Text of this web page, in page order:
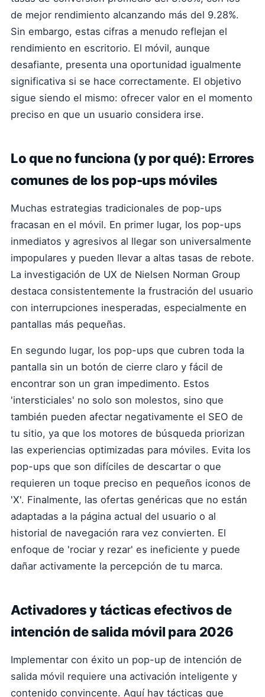
de mejor rendimiento alcanzando más del 9.28%.
Sin embargo, estas cifras a menudo reflejan el
rendimiento en escritorio. El móvil, aunque
desafiante, presenta una oportunidad igualmente
significativa si se hace correctamente. El objetivo
sigue siendo el mismo: ofrecer valor en el momento
preciso en que un usuario considera irse.
Lo que no funciona (y por qué): Errores
comunes de los pop-ups móviles
Muchas estrategias tradicionales de pop-ups
fracasan en el móvil. En primer lugar, los pop-ups
inmediatos y agresivos al llegar son universalmente
impopulares y pueden llevar a altas tasas de rebote.
La investigación de UX de Nielsen Norman Group
destaca consistentemente la frustración del usuario
con interrupciones inesperadas, especialmente en
pantallas más pequeñas.
En segundo lugar, los pop-ups que cubren toda la
pantalla sin un botón de cierre claro y fácil de
encontrar son un gran impedimento. Estos
'intersticiales' no solo son molestos, sino que
también pueden afectar negativamente el SEO de
tu sitio, ya que los motores de búsqueda priorizan
las experiencias optimizadas para móviles. Evita los
pop-ups que son difíciles de descartar o que
requieren un toque preciso en pequeños iconos de
'X'. Finalmente, las ofertas genéricas que no están
adaptadas a la página actual del usuario o al
historial de navegación rara vez convierten. El
enfoque de 'rociar y rezar' es ineficiente y puede
dañar activamente la percepción de tu marca.
Activadores y tácticas efectivos de
intención de salida móvil para 2026
Implementar con éxito un pop-up de intención de
salida móvil requiere una activación inteligente y
contenido convincente. Aquí hay tácticas que